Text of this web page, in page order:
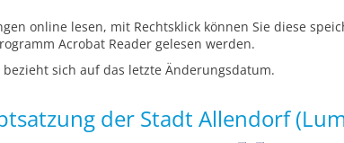
online lesen, mit Rechtsklick können Sie diese
Acrobat Reader gelesen werden.
sich auf das letzte Änderungsdatum.
der Stadt Allendorf